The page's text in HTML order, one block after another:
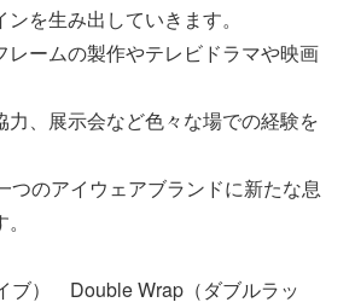
を生み出していきます。
レームの製作やテレビドラマや映画
力、展示会など色々な場での経験を
つのアイウェアブランドに新たな息
ブ） Double Wrap（ダブルラッ